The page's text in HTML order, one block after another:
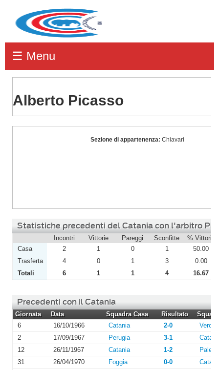
☰ Menu
Alberto Picasso
Picasso
Sezione di appartenenza: Chiavari
Statistiche precedenti del Catania con l'arbitro
Incontri Vittorie Pareggi Sconfitte % Vittorie
Casa
2 1 0 1
50.00
Trasferta
4 0 1 3
0.00
Totali
6 1 1 4 16.67
Precedenti con il Catania
Giornata Data Squadra Casa Risultato
6
16/10/1966 Catania 2-0
Verona
2
17/09/1967 Perugia 3-1
12
26/11/1967 Catania 1-2
31
26/04/1970 Foggia 0-0